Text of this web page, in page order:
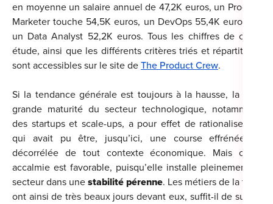
en moyenne un salaire annuel de 47,2K euros, un Product
Marketer touche 54,5K euros, un DevOps 55,4K euros ou
un Data Analyst 52,2K euros. Tous les chiffres de cette
étude, ainsi que les différents critères triés et répartitions
sont accessibles sur le site de The Product Crew.
Si la tendance générale est toujours à la hausse, la plus
grande maturité du secteur technologique, notamment
des startups et scale-ups, a pour effet de rationaliser ce
qui avait pu être, jusqu’ici, une course effrénée et
décorrélée de tout contexte économique. Mais cette
accalmie est favorable, puisqu’elle installe pleinement le
secteur dans une stabilité pérenne. Les métiers de la tech
ont ainsi de très beaux jours devant eux, suffit-il de suivre